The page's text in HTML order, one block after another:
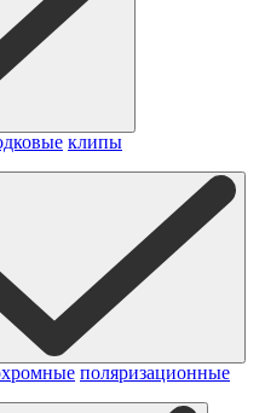
клипы
поляризационные